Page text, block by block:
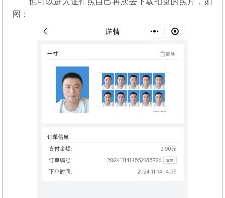
图：